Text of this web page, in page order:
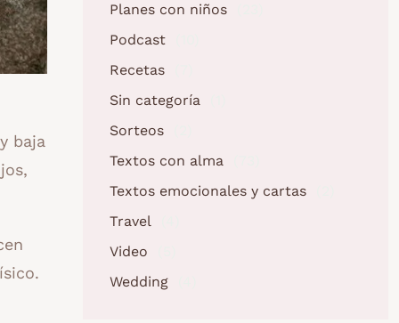
baja
Planes con niños
Podcast
Recetas
Sin categoría
Sorteos
Textos con alma
Textos emocionales y cartas
Travel
Video
Wedding